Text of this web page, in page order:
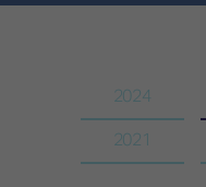
2024
2021